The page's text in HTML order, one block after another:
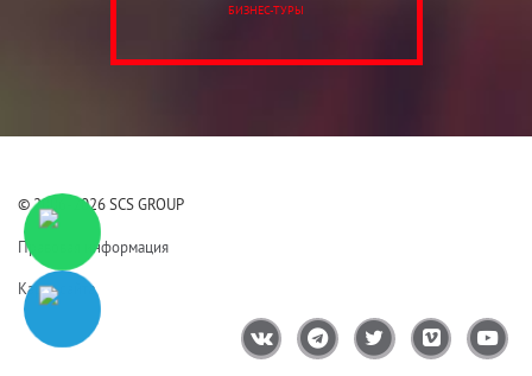
БИЗНЕС-ТУРЫ
© 2006-2026 SCS GROUP
Правовая информация
Карта сайта